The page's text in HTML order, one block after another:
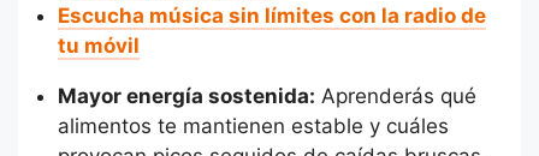
Escucha música sin límites con la radio de
tu móvil
Mayor energía sostenida: Aprenderás qué
alimentos te mantienen estable y cuáles